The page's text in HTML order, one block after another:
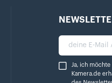
deine E-Mail
Ja, ich möchte
Ja, ich
Kamera.de